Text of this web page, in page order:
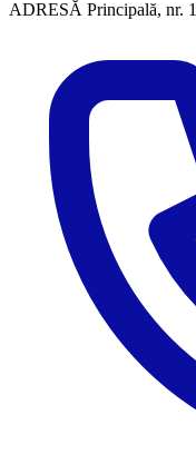
ADRESĂ Principală, nr.